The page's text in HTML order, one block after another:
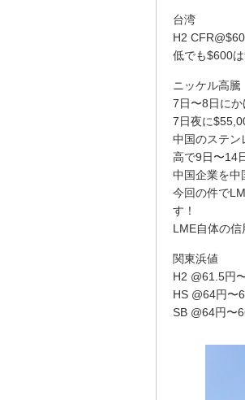
台湾
H2
低でも$600
ニッケル高騰
7日〜8日にか
7日夜に
中国のステン
高で9日〜14
中国企業を中
今回の件で
す！
LME自体の信
関東浜値
H2 @61.5円
HS @64円〜
SB @64円〜